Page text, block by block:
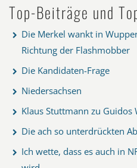
Top-Beiträge und
Die Merkel wankt in
Richtung der Flashmobber
Die Kandidaten-Frage
Niedersachsen
Klaus Stuttmann zu Guidos
Die ach so unterdrückten
Ich wette, dass es auch in